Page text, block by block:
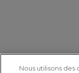
Nous utilisons des